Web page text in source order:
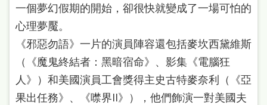
一個夢幻假期的開始，卻很快就變成了一場可怕的
心理夢魘。
《邪惡勿語》一片的演員陣容還包括麥坎西黛維斯
（《魔鬼終結者：黑暗宿命》、影集《電腦狂
人》）和美國演員工會獎得主史古特麥奈利（《亞
果出任務》、《噤界II》），他們飾演一對美國夫